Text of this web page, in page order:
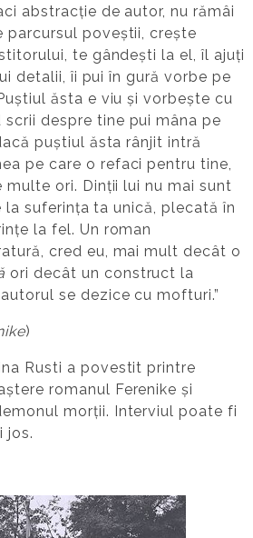
abstracție de autor, nu rămâi
parcursul poveștii, crește
te gândești la el, îl ajuți
detalii, îi pui în gură vorbe pe
ăsta e viu și vorbește cu
scrii despre tine pui mâna pe
puștiul ăsta rânjit intră
pe care o refaci pentru tine,
multe ori. Dinții lui nu mai sunt
la suferința ta unică, plecată în
la fel. Un roman
cred eu, mai mult decât o
ori decât un construct la
se dezice cu mofturi.”
)
Rusti a povestit printre
romanul Ferenike și
morții. Interviul poate fi
jos.